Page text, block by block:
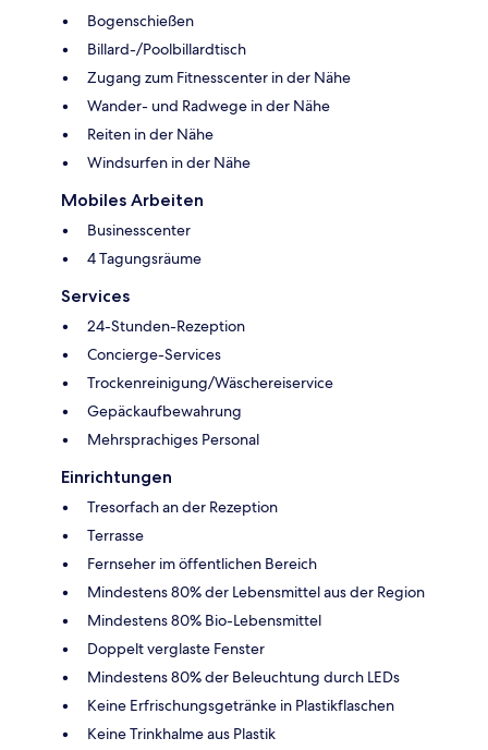
Bogenschießen
Billard-/Poolbillardtisch
Zugang zum Fitnesscenter in der Nähe
Wander- und Radwege in der Nähe
Reiten in der Nähe
Windsurfen in der Nähe
Mobiles Arbeiten
Businesscenter
4 Tagungsräume
Services
24-Stunden-Rezeption
Concierge-Services
Trockenreinigung/Wäschereiservice
Gepäckaufbewahrung
Mehrsprachiges Personal
Einrichtungen
Tresorfach an der Rezeption
Terrasse
Fernseher im öffentlichen Bereich
Mindestens 80% der Lebensmittel aus der Region
Mindestens 80% Bio-Lebensmittel
Doppelt verglaste Fenster
Mindestens 80% der Beleuchtung durch LEDs
Keine Erfrischungsgetränke in Plastikflaschen
Keine Trinkhalme aus Plastik